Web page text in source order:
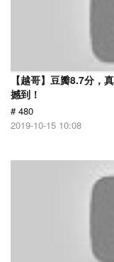
【越哥】豆瓣8.7分，
撼到！
# 480
2019-10-15 10:08